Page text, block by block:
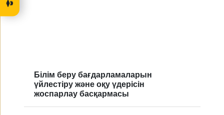
Білім беру бағдарламаларын
үйлестіру және оқу үдерісін
жоспарлау басқармасы